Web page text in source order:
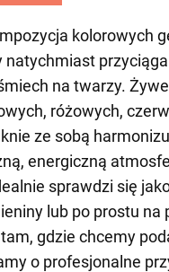
kolorowych
natychmiast
na twarzy.
różowych,
ze sobą
energiczną
sprawdzi się
lub po prostu na
gdzie chcemy
o profesjonalne